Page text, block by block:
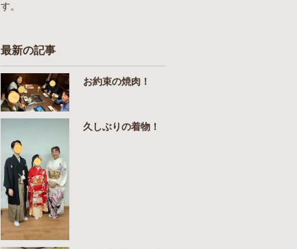
す。
最新の記事
お約束の焼肉！
久しぶりの着物！